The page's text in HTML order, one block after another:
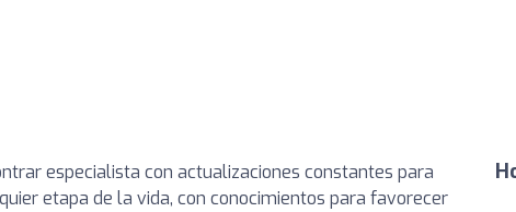
especialista con actualizaciones constantes para
etapa de la vida, con conocimientos para favorecer